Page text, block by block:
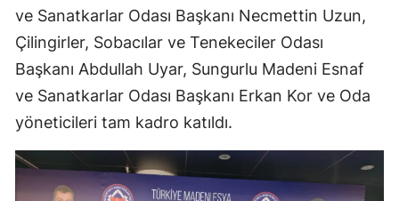
İzmir
Kars
Kırklareli
Kırşehir
ve Sanatkarlar Odası Başkanı Necmettin Uzun,
Çilingirler, Sobacılar ve Tenekeciler Odası
Başkanı Abdullah Uyar, Sungurlu Madeni Esnaf
ve Sanatkarlar Odası Başkanı Erkan Kor ve Oda
yöneticileri tam kadro katıldı.